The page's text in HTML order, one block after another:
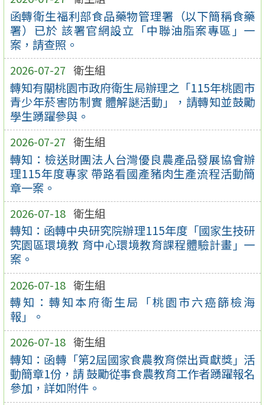
函轉衛生福利部食品藥物管理署（以下簡稱食藥
署）已於 該署官網設立「中聯油脂案專區」一
案，請查照。
2026-07-27 衛生組
轉知有關桃園市政府衛生局辦理之「115年桃園市
青少年菸害防制實 體解謎活動」，請轉知並鼓勵
學生踴躍參與。
2026-07-27 衛生組
轉知：檢送財團法人台灣優良農產品發展協會辦
理115年度專家 帶路看國產豬肉生產流程活動簡
章一案。
2026-07-18 衛生組
轉知：函轉中央研究院辦理115年度「國家生技研
究園區環境教 育中心環境教育課程體驗計畫」一
案。
2026-07-18 衛生組
轉知：轉知本府衛生局「桃園市六癌篩檢海
報」。
2026-07-18 衛生組
轉知：函轉「第2屆國家食農教育傑出貢獻獎」活
動簡章1份，請 鼓勵從事食農教育工作者踴躍報名
參加，詳如附件。